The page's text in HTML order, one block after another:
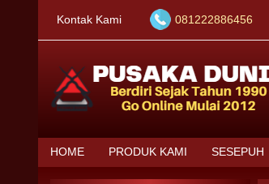
Kontak Kami 081222886456
HOME PRODUK KAMI SESEPUH